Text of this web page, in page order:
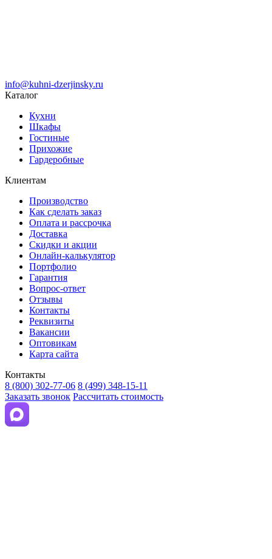
info@kuhni-dzerjinsky.ru
Каталог
Кухни
Шкафы
Гостиные
Прихожие
Гардеробные
Клиентам
Производство
Как сделать заказ
Оплата и рассрочка
Доставка
Скидки и акции
Онлайн-калькулятор
Портфолио
Гарантия
Вопрос-ответ
Отзывы
Контакты
Реквизиты
Вакансии
Оптовикам
Карта сайта
Контакты
8 (800) 302-77-06 8 (499) 348-15-11
Заказать звонок Рассчитать стоимость